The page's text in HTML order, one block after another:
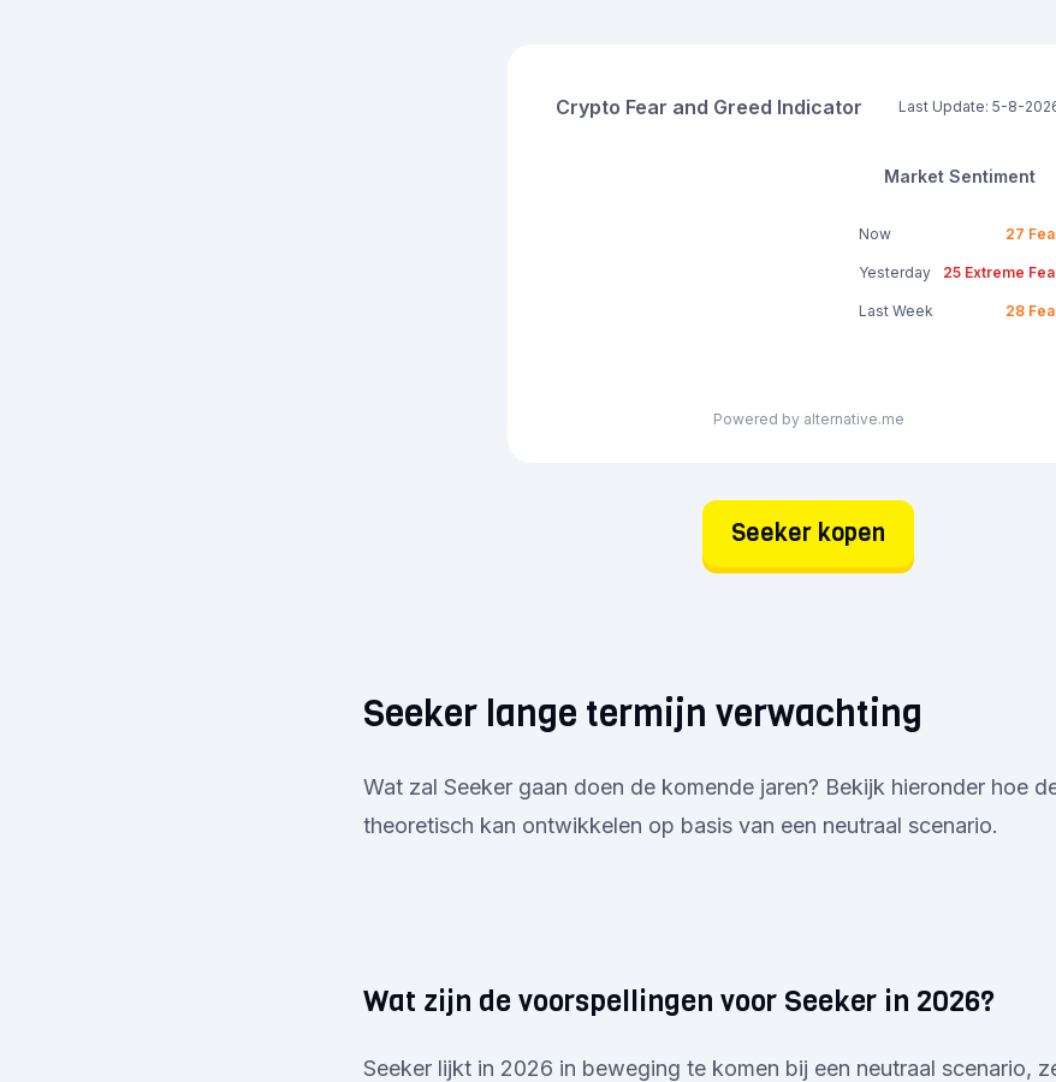
Crypto Fear and Greed Indicator Last Update: 5-8-
Market Sentiment
Now 27
Yesterday 25 Extreme
Last Week 28
Powered by alternative.me
Seeker kopen
Seeker lange termijn verwachting
Wat zal Seeker gaan doen de komende jaren? Bekijk hieronder hoe
theoretisch kan ontwikkelen op basis van een neutraal scenario.
Wat zijn de voorspellingen voor Seeker in 2026?
Seeker lijkt in 2026 in beweging te komen bij een neutraal scenario,